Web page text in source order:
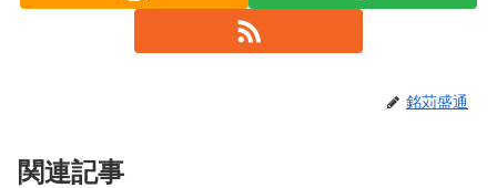
銘苅盛通
関連記事